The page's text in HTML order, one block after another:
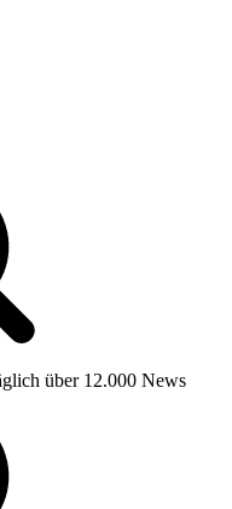
über 12.000 News